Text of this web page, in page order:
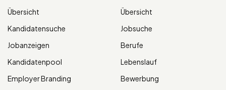
Übersicht
Kandidatensuche
Jobanzeigen
Kandidatenpool
Employer Branding
Übersicht
Jobsuche
Berufe
Lebenslauf
Bewerbung